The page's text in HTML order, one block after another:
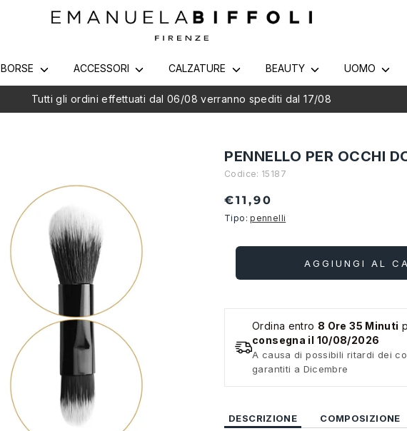
BORSE ACCESSORI CALZATURE BEAUTY UOMO
Tutti gli ordini effettuati dal 06/08 verranno spediti dal 17/08
PENNELLO PER OCCHI
Codice: 15187
€11,90
Tipo:pennelli
AGGIUNGI AL
Ordina entro 8 Ore 35 Minuti
consegna il 10/08/2026
A causa di possibili ritardi dei
garantiti a Dicembre
DESCRIZIONE COMPOSIZIONE